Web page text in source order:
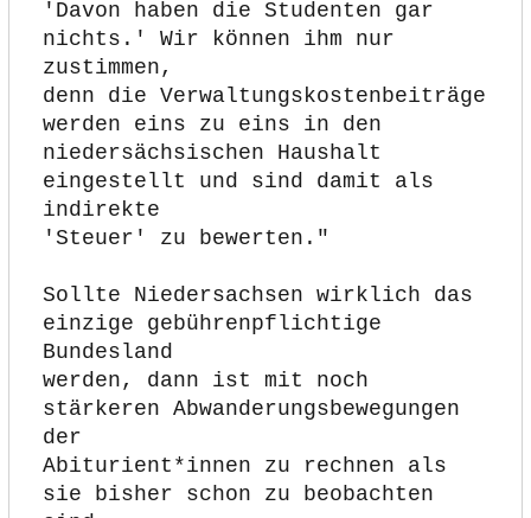
'Davon haben die Studenten gar
nichts.' Wir können ihm nur
zustimmen,
denn die Verwaltungskostenbeiträge
werden eins zu eins in den
niedersächsischen Haushalt
eingestellt und sind damit als
indirekte
'Steuer' zu bewerten."
Sollte Niedersachsen wirklich das
einzige gebührenpflichtige
Bundesland
werden, dann ist mit noch
stärkeren Abwanderungsbewegungen
der
Abiturient*innen zu rechnen als
sie bisher schon zu beobachten